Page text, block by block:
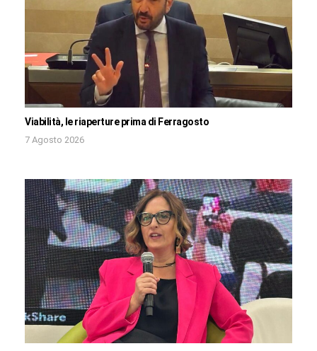
Viabilità, le riaperture prima di Ferragosto
7 Agosto 2026